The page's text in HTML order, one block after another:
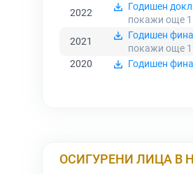
2022
Годишен
покажи още 1
2021
Годишен
покажи още 1
2020
Годишен
ОСИГУРЕНИ ЛИЦА В